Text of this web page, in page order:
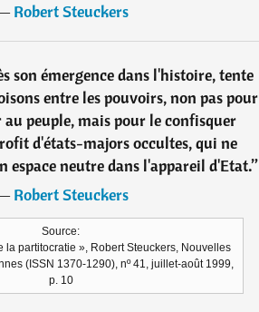
Robert Steuckers
son émergence dans l'histoire, tente
entre les pouvoirs, non pas pour
peuple, mais pour le confisquer
d'états-majors occultes, qui ne
espace neutre dans l'appareil d'Etat.”
Robert Steuckers
Source:
la partitocratie », Robert Steuckers, Nouvelles
(ISSN 1370-1290), nº 41, juillet-août 1999,
p. 10